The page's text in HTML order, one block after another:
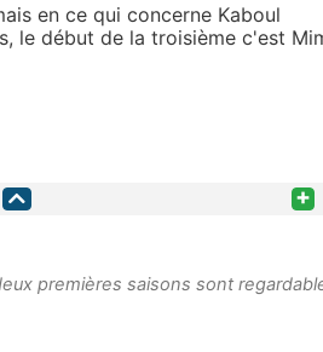
en ce qui concerne Kaboul
le début de la troisième c'est
+
premières saisons sont